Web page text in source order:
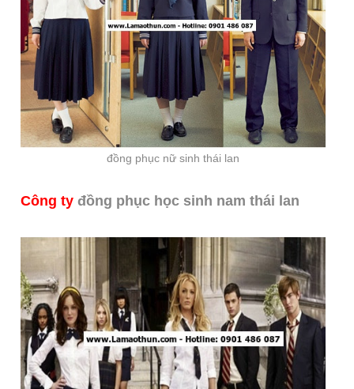
đồng phục nữ sinh thái lan
Công ty đồng phục học sinh nam thái lan